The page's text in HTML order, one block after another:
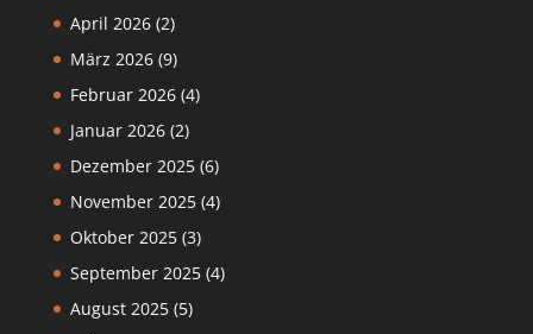
April 2026(2)
März 2026(9)
Februar 2026(4)
Januar 2026(2)
Dezember 2025(6)
November 2025(4)
Oktober 2025(3)
September 2025(4)
August 2025(5)